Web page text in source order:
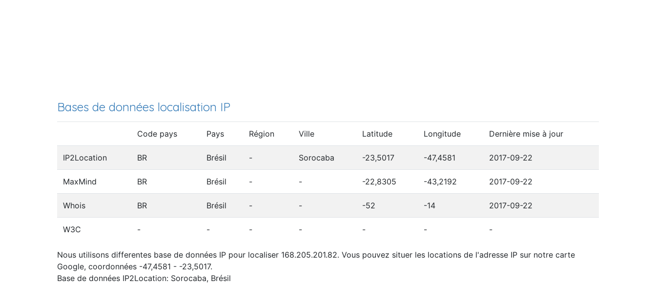
Bases de données localisation IP
Code pays Pays Région Ville Latitude Longitude Dernière mise à jour
IP2Location BR Brésil - Sorocaba -23,5017 -47,4581 2017-09-22
MaxMind BR Brésil - - -22,8305 -43,2192 2017-09-22
Whois BR Brésil - - -52 -14 2017-09-22
W3C - - - - - - -
Nous utilisons differentes base de données IP pour localiser 168.205.201.82. Vous pouvez situer les locations de l'adresse IP sur notre carte
Google, coordonnées -47,4581 - -23,5017.
Base de données IP2Location: Sorocaba, Brésil